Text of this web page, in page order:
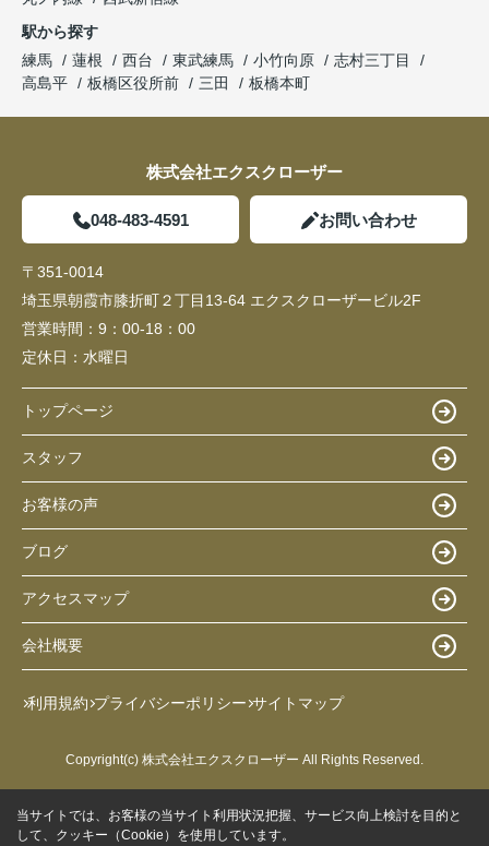
駅から探す
練馬
蓮根 西台 東武練馬 小竹向原
志村三丁目
高島平
板橋区役所前 三田 板橋本町
株式会社エクスクローザー
048-483-4591 お問い合わせ
〒351-0014
埼玉県朝霞市膝折町２丁目13-64 エクスクローザービル2F
営業時間： 9：00-18：00
定休日： 水曜日
トップページ
スタッフ
お客様の声
ブログ
アクセスマップ
会社概要
利用規約 プライバシーポリシー サイトマップ
Copyright(c) 株式会社エクスクローザー All Rights Reserved.
当サイトでは、お客様の当サイト利用状況把握、サービス向上検討を目的と
して、クッキー（Cookie）を使用しています。